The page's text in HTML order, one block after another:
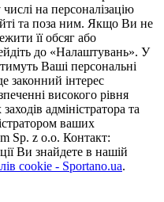
на персоналізацію
та поза ним. Якщо Ви не
її обсяг або
до «Налаштувань». У
Ваші персональні
законний інтерес
високого рівня
адміністратора та
ваших
Sp. z o.o. Контакт:
Ви знайдете в нашій
cookie - Sportano.ua.